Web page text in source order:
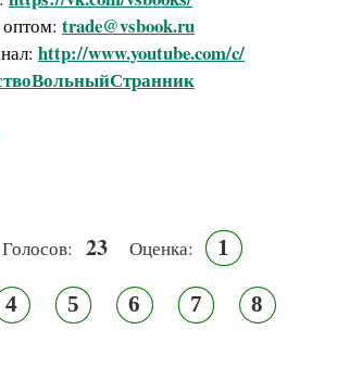
оптом: trade@vsbook.ru
http://www.youtube.com/c/
Голосов: 23 Оценка: 1
4 5 6 7 8